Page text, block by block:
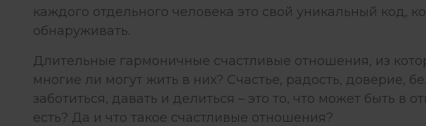
каждого отдельного человека это свой уникальный код,
обнаруживать.
Длительные гармоничные счастливые отношения, из
многие ли могут жить в них? Счастье, радость, доверие,
заботиться, давать и делиться – это то, что может быть в
есть? Да и что такое счастливые отношения?